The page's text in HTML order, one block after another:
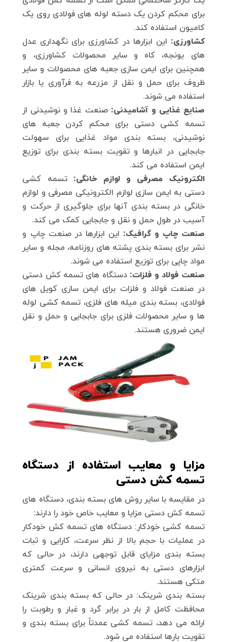
برای محکم کردن یک دسته لوله های فولادی روی یک
کامیون استفاده کند.
کشاورزی: این ابزارها در کشاورزی برای نگهداری عدل
های یونجه، کاه و سایر محصولات کشاورزی، و
همچنین برای ایمن سازی جعبه های محصولات و سایر
ظروف برای حمل و نقل از مزرعه به فرآوری یا بازار
استفاده می شوند.
صنایع غذایی و آشامیدنی: صنعت غذا و نوشیدنی از
تسمه کشی دستی برای محکم کردن جعبه های
نوشیدنی، بسته بندی مواد غذایی برای سهولت
جابجایی در انبارها و تقویت بسته بندی برای توزیع
ایمن استفاده می کند.
الکترونیک مصرفی و لوازم خانگی: تسمه کشی
دستی به ایمن سازی لوازم الکترونیکی مصرفی و لوازم
خانگی در بسته بندی آنها برای جلوگیری از حرکت و
آسیب در طول حمل و نقل و جابجایی کمک می کند.
صنعت چاپ و گرافیک: این ابزارها در صنعت چاپ و
نشر برای بسته بندی پشته های روزنامه، مجله و سایر
مواد چاپی برای توزیع استفاده می شوند.
صنعت فولاد و فلزات: دستگاه های تسمه کش دستی
در صنعت فولاد و فلزات برای ایمن سازی کویل های
فولادی، بسته بندی میله های فلزی، تسمه کشی لوله
ها و سایر محصولات فلزی برای جابجایی و حمل و نقل
ایمن ضروری هستند.
مزایا و معایب استفاده از دستگاه
تسمه کش دستی
در مقایسه با سایر روش های بسته بندی، دستگاه های
تسمه کش دستی مزایا و معایب خاص خود را دارند:
تسمه کشی خودکار: دستگاه های تسمه کش خودکار
در عملیات با حجم بالا از نظر سرعت، کارایی و ثبات
بسته بندی مزایای قابل توجهی دارند، در حالی که
ابزارهای دستی به نیروی انسانی و سرعت کمتری
متکی هستند.
بسته بندی شرینک: در حالی که بسته بندی شرینک
محافظت کامل از بار در برابر گرد و غبار و رطوبت را
ارائه می دهد، تسمه کشی عمدتاً برای بسته بندی و
تقویت بارها استفاده می شود.